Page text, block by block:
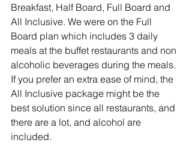
Breakfast, Half Board, Full Board and
All Inclusive. We were on the Full
Board plan which includes 3 daily
meals at the buffet restaurants and non
alcoholic beverages during the meals.
If you prefer an extra ease of mind, the
All Inclusive package might be the
best solution since all restaurants, and
there are a lot, and alcohol are
included.